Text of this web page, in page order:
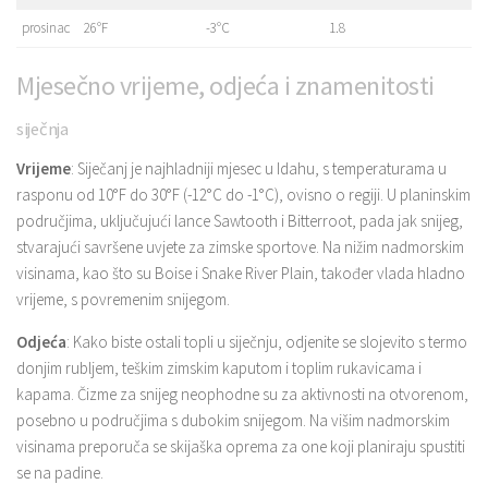
prosinac 26°F -3°C 1.8
Mjesečno vrijeme, odjeća i znamenitosti
siječnja
Vrijeme: Siječanj je najhladniji mjesec u Idahu, s temperaturama u
rasponu od 10°F do 30°F (-12°C do -1°C), ovisno o regiji. U planinskim
područjima, uključujući lance Sawtooth i Bitterroot, pada jak snijeg,
stvarajući savršene uvjete za zimske sportove. Na nižim nadmorskim
visinama, kao što su Boise i Snake River Plain, također vlada hladno
vrijeme, s povremenim snijegom.
Odjeća: Kako biste ostali topli u siječnju, odjenite se slojevito s termo
donjim rubljem, teškim zimskim kaputom i toplim rukavicama i
kapama. Čizme za snijeg neophodne su za aktivnosti na otvorenom,
posebno u područjima s dubokim snijegom. Na višim nadmorskim
visinama preporuča se skijaška oprema za one koji planiraju spustiti
se na padine.